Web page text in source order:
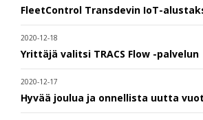
FleetControl Transdevin IoT-
2020-12-18
Yrittäjä valitsi TRACS Flow -palvelun
2020-12-17
Hyvää joulua ja onnellista uutta